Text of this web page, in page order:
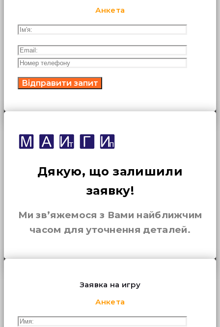
Анкета
Дякую, що залишили
заявку!
Ми зв’яжемося з Вами найближчим
часом для уточнення деталей.
Заявка на игру
Анкета